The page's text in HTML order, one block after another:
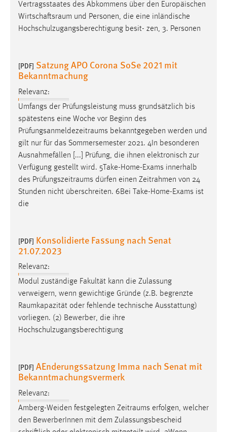
Vertragsstaates des Abkommens über den Europäischen
Wirtschaftsraum und Personen, die eine inländische
Hochschulzugangsberechtigung besit- zen, 3. Personen
[PDF] Satzung APO Corona SoSe 2021 mit
Bekanntmachung
Relevanz:
Umfangs der Prüfungsleistung muss grundsätzlich bis
spätestens eine Woche vor Beginn des
Prüfungsanmeldezeitraums bekanntgegeben werden und
gilt nur für das Sommersemester 2021. 4In besonderen
Ausnahmefällen [...] Prüfung, die ihnen elektronisch zur
Verfügung gestellt wird. 5Take-Home-Exams innerhalb
des Prüfungszeitraums dürfen einen Zeitrahmen von 24
Stunden nicht überschreiten. 6Bei Take-Home-Exams ist
die
[PDF] Konsolidierte Fassung nach Senat
21.07.2023
Relevanz:
Modul zuständige Fakultät kann die Zulassung
verweigern, wenn gewichtige Gründe (z.B. begrenzte
Raumkapazität oder fehlende technische Ausstattung)
vorliegen. (2) Bewerber, die ihre
Hochschulzugangsberechtigung
[PDF] AEnderungssatzung Imma nach Senat mit
Bekanntmachungsvermerk
Relevanz:
Amberg-Weiden festgelegten Zeitraums erfolgen, welcher
den BewerberInnen mit dem Zulassungsbescheid